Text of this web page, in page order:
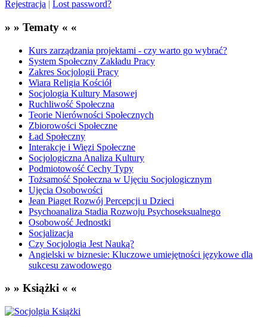
Rejestracja | Lost password?
» » Tematy « «
Kurs zarządzania projektami - czy warto go wybrać?
System Społeczny Zakładu Pracy
Zakres Socjologii Pracy
Wiara Religia Kościół
Socjologia Kultury Masowej
Ruchliwość Społeczna
Teorie Nierówności Społecznych
Zbiorowości Społeczne
Ład Społeczny
Interakcje i Więzi Społeczne
Socjologiczna Analiza Kultury
Podmiotowość Cechy Typy
Tożsamość Społeczna w Ujęciu Socjologicznym
Ujęcia Osobowości
Jean Piaget Rozwój Percepcji u Dzieci
Psychoanaliza Stadia Rozwoju Psychoseksualnego
Osobowość Jednostki
Socjalizacja
Czy Socjologia Jest Nauką?
Angielski w biznesie: Kluczowe umiejętności językowe dla
sukcesu zawodowego
» » Książki « «